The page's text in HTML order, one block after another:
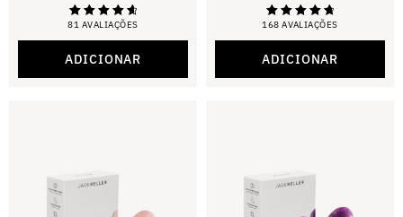
81 AVALIAÇÕES
Avaliado
estrelas.
ADICIONAR
168 AVALIAÇÕES
Avaliado
estrelas.
ADICIONAR